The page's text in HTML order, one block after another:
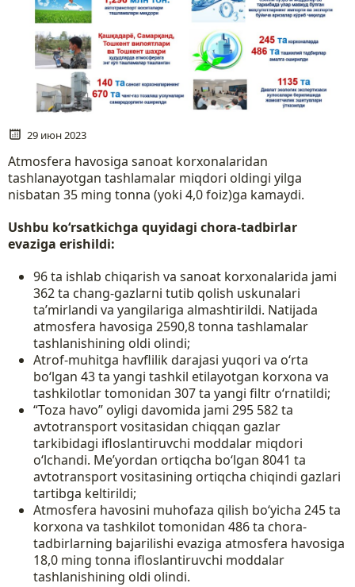
29 июн 2023
Atmosfera havosiga sanoat korxonalaridan
tashlanayotgan tashlamalar miqdori oldingi yilga
nisbatan 35 ming tonna (yoki 4,0 foiz)ga kamaydi.
Ushbu koʻrsatkichga quyidagi chora-tadbirlar
evaziga erishildi:
96 ta ishlab chiqarish va sanoat korxonalarida jami
362 ta chang-gazlarni tutib qolish uskunalari
ta’mirlandi va yangilariga almashtirildi. Natijada
atmosfera havosiga 2590,8 tonna tashlamalar
tashlanishining oldi olindi;
Atrof-muhitga havflilik darajasi yuqori va oʻrta
boʻlgan 43 ta yangi tashkil etilayotgan korxona va
tashkilotlar tomonidan 307 ta yangi filtr oʻrnatildi;
“Toza havo” oyligi davomida jami 295 582 ta
avtotransport vositasidan chiqqan gazlar
tarkibidagi ifloslantiruvchi moddalar miqdori
oʻlchandi. Me’yordan ortiqcha bo‘lgan 8041 ta
avtotransport vositasining ortiqcha chiqindi gazlari
tartibga keltirildi;
Atmosfera havosini muhofaza qilish boʻyicha 245 ta
korxona va tashkilot tomonidan 486 ta chora-
tadbirlarning bajarilishi evaziga atmosfera havosiga
18,0 ming tonna ifloslantiruvchi moddalar
tashlanishining oldi olindi.